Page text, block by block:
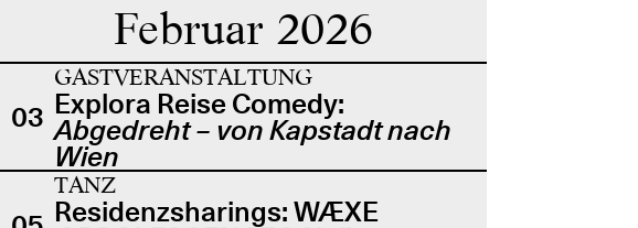
Februar 2026
03
GASTVERANSTALTUNG
Explora Reise Comedy:
Abgedreht – von Kapstadt nach
Wien
TANZ
Residenzsharings: WÆXE